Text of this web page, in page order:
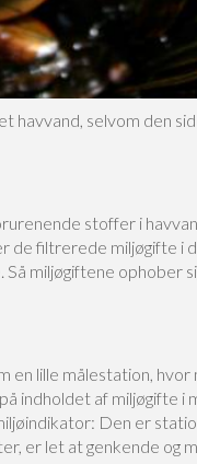
havvand, selvom den
stoffer i
de filtrerede miljøgifte i
miljøgiftene ophober
en lille målestation, hvor
indholdet af miljøgifte i
Den er
er let at genkende og